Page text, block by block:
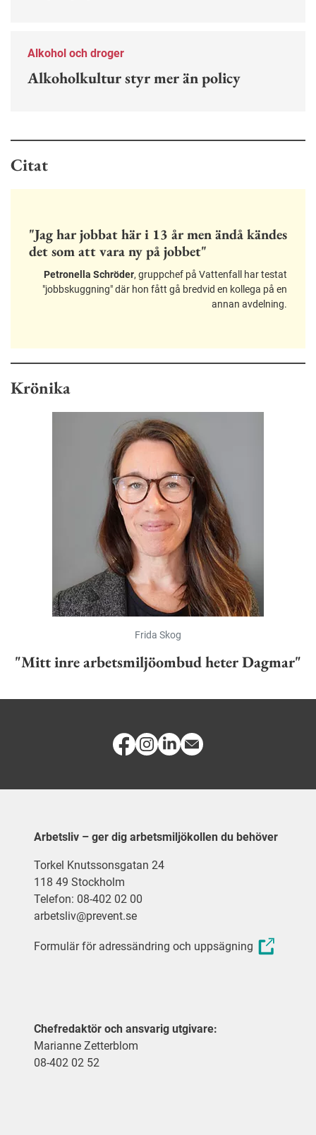
Alkohol och droger
Alkoholkultur styr mer än policy
Citat
"Jag har jobbat här i 13 år men ändå kändes
det som att vara ny på jobbet"
Petronella Schröder, gruppchef på Vattenfall har testat
"jobbskuggning" där hon fått gå bredvid en kollega på en
annan avdelning.
Krönika
Frida Skog
"Mitt inre arbetsmiljöombud heter Dagmar"
Arbetsliv – ger dig arbetsmiljökollen du behöver
Torkel Knutssonsgatan 24
118 49 Stockholm
Telefon: 08-402 02 00
arbetsliv@prevent.se
Formulär för adressändring och uppsägning
Chefredaktör och ansvarig utgivare:
Marianne Zetterblom
08-402 02 52